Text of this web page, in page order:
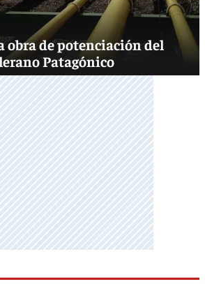
obra de potenciación del
Patagónico